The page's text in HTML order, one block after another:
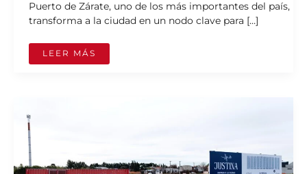
Puerto de Zárate, uno de los más importantes del país,
transforma a la ciudad en un nodo clave para […]
LEER MÁS
AVANZAN
LAS